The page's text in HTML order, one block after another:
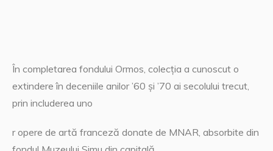
În completarea fondului Ormos, colecția a cunoscut o
extindere în deceniile anilor ’60 și ’70 ai secolului trecut,
prin includerea uno
r opere de artă franceză donate de MNAR, absorbite din